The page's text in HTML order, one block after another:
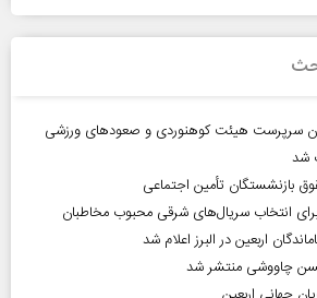
سرپرست هیئت کوهنوردی و صعودهای ورزشی
شد
بازنشستگان تأمین اجتماعی
انتخاب سریال‌های شرقی محبوب مخاطبان
اربعین در البرز اعلام شد
چاووشی منتشر شد